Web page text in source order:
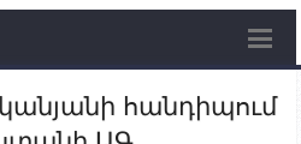
հանդիպում